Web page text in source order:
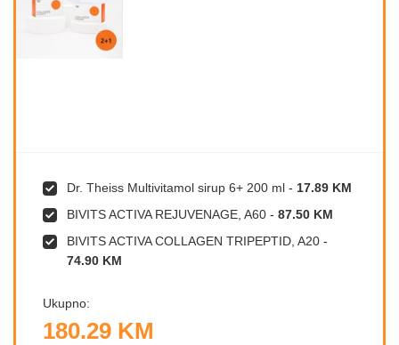
Dr. Theiss Multivitamol sirup 6+ 200 ml - 17.89 KM
BIVITS ACTIVA REJUVENAGE, A60 - 87.50 KM
BIVITS ACTIVA COLLAGEN TRIPEPTID, A20 -
74.90 KM
Ukupno:
180.29 KM